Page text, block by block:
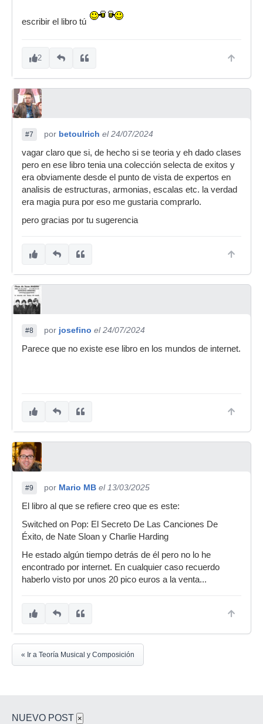
escribir el libro tú
2
#7 por betoulrich el 24/07/2024
vagar claro que si, de hecho si se teoria y eh dado clases
pero en ese libro tenia una colección selecta de exitos y
era obviamente desde el punto de vista de expertos en
analisis de estructuras, armonias, escalas etc. la verdad
era magia pura por eso me gustaria comprarlo.
pero gracias por tu sugerencia
#8 por josefino el 24/07/2024
Parece que no existe ese libro en los mundos de internet.
#9 por Mario MB el 13/03/2025
El libro al que se refiere creo que es este:
Switched on Pop: El Secreto De Las Canciones De
Éxito, de Nate Sloan y Charlie Harding
He estado algún tiempo detrás de él pero no lo he
encontrado por internet. En cualquier caso recuerdo
haberlo visto por unos 20 pico euros a la venta...
« Ir a Teoría Musical y Composición
NUEVO POST ×